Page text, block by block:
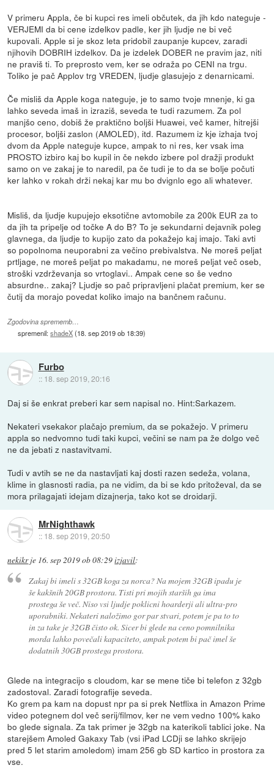
V primeru Appla, če bi kupci res imeli občutek, da jih kdo nateguje -
VERJEMI da bi cene izdelkov padle, ker jih ljudje ne bi več
kupovali. Apple si je skoz leta pridobil zaupanje kupcev, zaradi
njihovih DOBRIH izdelkov. Da je izdelek DOBER ne pravim jaz, niti
ne praviš ti. To preprosto vem, ker se odraža po CENI na trgu.
Toliko je pač Applov trg VREDEN, ljudje glasujejo z denarnicami.
Če misliš da Apple koga nateguje, je to samo tvoje mnenje, ki ga
lahko seveda imaš in izraziš, seveda te tudi razumem. Za pol
manjšo ceno, dobiš že praktično boljši Huawei, več kamer, hitrejši
procesor, boljši zaslon (AMOLED), itd. Razumem iz kje izhaja tvoj
dvom da Apple nateguje kupce, ampak to ni res, ker vsak ima
PROSTO izbiro kaj bo kupil in če nekdo izbere pol dražji produkt
samo on ve zakaj je to naredil, pa če tudi je to da se bolje počuti
ker lahko v rokah drži nekaj kar mu bo dvignlo ego ali whatever.
Misliš, da ljudje kupujejo eksotične avtomobile za 200k EUR za to
da jih ta pripelje od točke A do B? To je sekundarni dejavnik poleg
glavnega, da ljudje to kupijo zato da pokažejo kaj imajo. Taki avti
so popolnoma neuporabni za večino prebivalstva. Ne moreš peljat
prtljage, ne moreš peljat po makadamu, ne moreš peljat več oseb,
stroški vzdrževanja so vrtoglavi.. Ampak cene so še vedno
absurdne.. zakaj? Ljudje so pač pripravljeni plačat premium, ker se
čutij da morajo povedat koliko imajo na bančnem računu.
Zgodovina sprememb…
spremenil:shadeX(18. sep 2019 ob 18:39)
Furbo
:: 18. sep 2019, 20:16
Daj si še enkrat preberi kar sem napisal no. Hint:Sarkazem.
Nekateri vsekakor plačajo premium, da se pokažejo. V primeru
appla so nedvomno tudi taki kupci, večini se nam pa že dolgo več
ne da jebati z nastavitvami.
Tudi v avtih se ne da nastavljati kaj dosti razen sedeža, volana,
klime in glasnosti radia, pa ne vidim, da bi se kdo pritoževal, da se
mora prilagajati idejam dizajnerja, tako kot se droidarji.
MrNighthawk
:: 18. sep 2019, 20:50
nekikrje 16. sep 2019 ob 08:29izjavil:
Zakaj bi imeli s 32GB koga za norca? Na mojem 32GB ipadu je
še kakšnih 20GB prostora. Tisti pri mojih starših ga ima
prostega še več. Niso vsi ljudje poklicni hoarderji ali ultra-pro
uporabniki. Nekateri naložimo gor par stvari, potem je pa to to
in za take je 32GB čisto ok. Sicer bi glede na ceno pomnilnika
morda lahko povečali kapaciteto, ampak potem bi pač imel še
dodatnih 30GB prostega prostora.
Glede na integracijo s cloudom, kar se mene tiče bi telefon z 32gb
zadostoval. Zaradi fotografije seveda.
Ko grem pa kam na dopust npr pa si prek Netflixa in Amazon Prime
video potegnem dol več serij/filmov, ker ne vem vedno 100% kako
bo glede signala. Za tak primer je 32gb na katerikoli tablici joke. Na
starejšem Amoled Gakaxy Tab (vsi iPad LCDji se lahko skrijejo
pred 5 let starim amoledom) imam 256 gb SD kartico in prostora za
vse.